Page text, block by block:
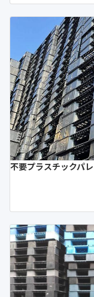
不要プラスチックパ